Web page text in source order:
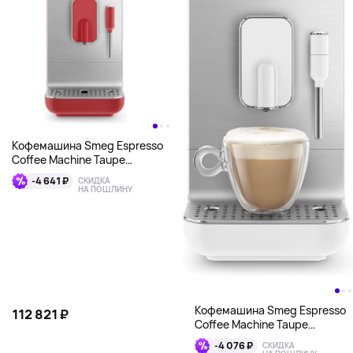
Кофемашина Smeg Espresso
Coffee Machine Taupe
(BCC02TPMUK), красный
-4 641 ₽ СКИДКА
НА ПОШЛИНУ
112 821 ₽
Кофемашина Smeg Espresso
Coffee Machine Taupe
(BCC02TPMUK), белый
-4 076 ₽ СКИДКА